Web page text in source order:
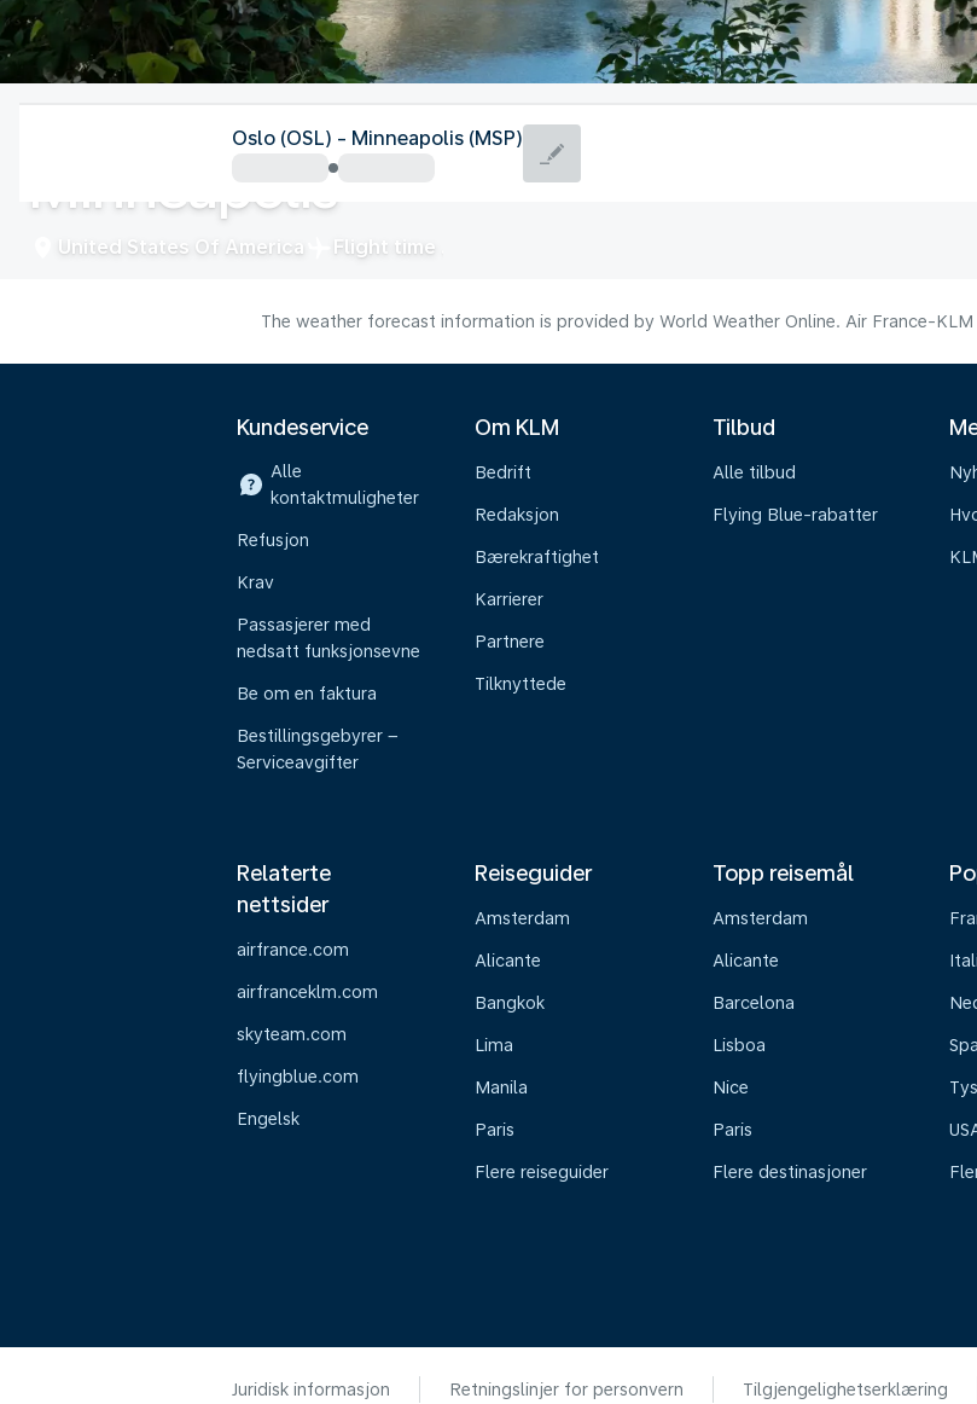
United States Of America
Minneapolis
United States Of America Flight time
Oslo (OSL) - Minneapolis (MSP)
The weather forecast information is provided by World Weather Online. Air France-
Kundeservice
Alle
kontaktmuligheter
Refusjon
Krav
Passasjerer med
nedsatt funksjonsevne
Be om en faktura
Bestillingsgebyrer –
Serviceavgifter
Om KLM
Bedrift
Redaksjon
Bærekraftighet
Karrierer
Partnere
Tilknyttede
Tilbud
Alle tilbud
Flying Blue-rabatter
Relaterte
nettsider
airfrance.com
airfranceklm.com
skyteam.com
flyingblue.com
Engelsk
Reiseguider
Amsterdam
Alicante
Bangkok
Lima
Manila
Paris
Flere reiseguider
Topp reisemål
Amsterdam
Alicante
Barcelona
Lisboa
Nice
Paris
Flere destinasjoner
Juridisk informasjon Retningslinjer for personvern Tilgjengelighetserklæring